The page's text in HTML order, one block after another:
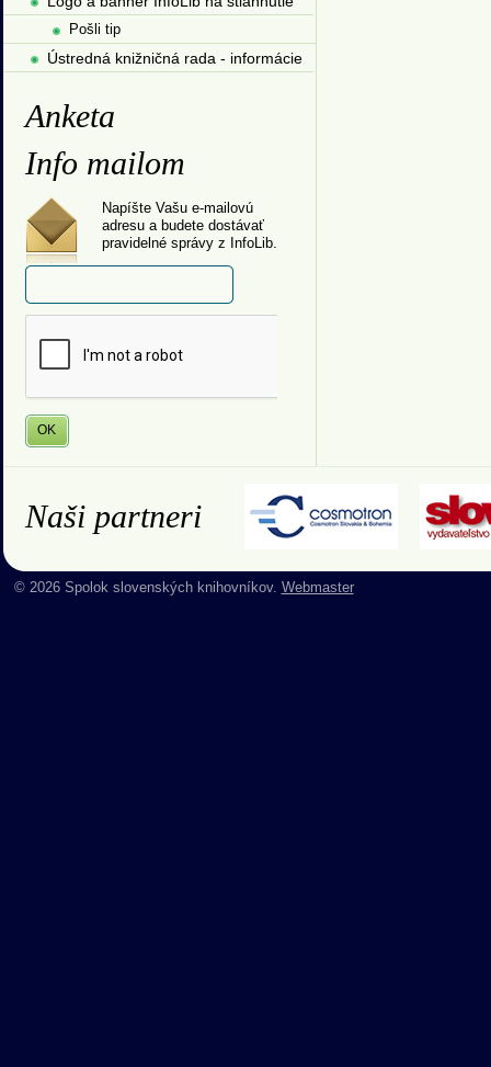
Pošli tip
Ústredná knižničná rada - informácie
Anketa
Info mailom
Napíšte Vašu e-mailovú
adresu a budete dostávať
pravidelné správy z InfoLib.
Naši partneri
© 2026 Spolok slovenských knihovníkov. Webmaster